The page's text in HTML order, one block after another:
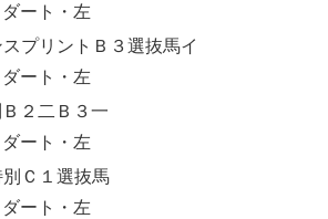
ート・左
プリントＢ３選抜馬イ
ート・左
２二Ｂ３一
ート・左
Ｃ１選抜馬
ート・左